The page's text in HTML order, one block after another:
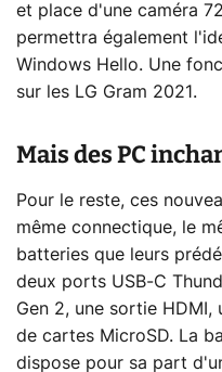
et place d'une caméra
permettra également
Windows Hello. Une
sur les LG Gram 2021.
Mais des PC
Pour le reste, ces
même connectique, le
batteries que leurs
deux ports USB-C
Gen 2, une sortie HDMI,
de cartes MicroSD. La
dispose pour sa part